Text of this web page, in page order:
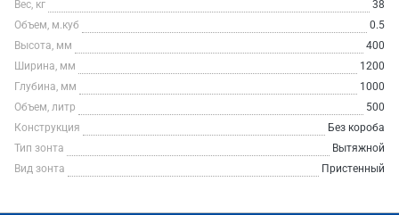
Вес, кг
38
Объем, м.куб
0.5
Высота, мм
400
Ширина, мм
1200
Глубина, мм
1000
Объем, литр
500
Конструкция
Без короба
Тип зонта
Вытяжной
Вид зонта
Пристенный